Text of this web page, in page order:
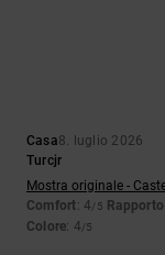
Casa8. luglio 2026
Turcjr
Mostra originale -
Comfort: 4/5
Colore: 4/5